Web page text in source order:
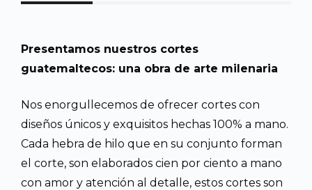
Presentamos nuestros cortes
guatemaltecos: una obra de arte milenaria
Nos enorgullecemos de ofrecer cortes con
diseños únicos y exquisitos hechas 100% a mano.
Cada hebra de hilo que en su conjunto forman
el corte, son elaborados cien por ciento a mano
con amor y atención al detalle, estos cortes son